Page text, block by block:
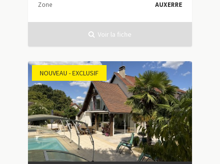
Zone
AUXERRE
Voir la fiche
NOUVEAU - EXCLUSIF